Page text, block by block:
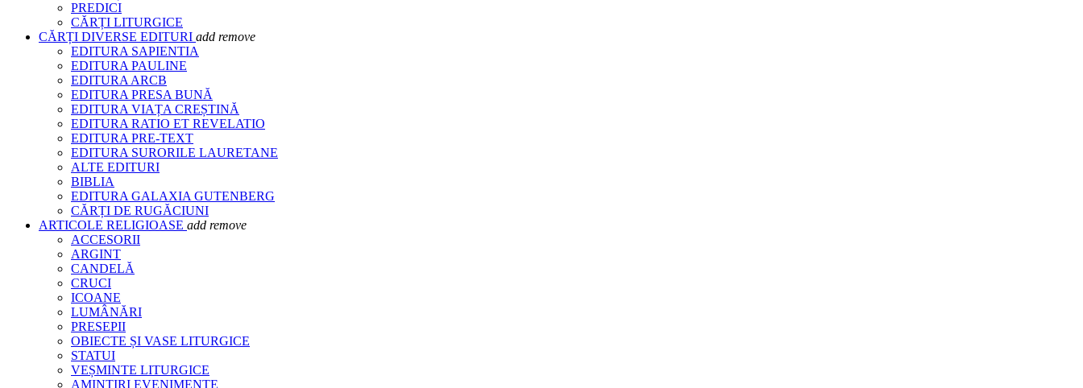
PREDICI
CĂRȚI LITURGICE
CĂRȚI DIVERSE EDITURI add remove
EDITURA SAPIENTIA
EDITURA PAULINE
EDITURA ARCB
EDITURA PRESA BUNĂ
EDITURA VIAȚA CREȘTINĂ
EDITURA RATIO ET REVELATIO
EDITURA PRE-TEXT
EDITURA SURORILE LAURETANE
ALTE EDITURI
BIBLIA
EDITURA GALAXIA GUTENBERG
CĂRȚI DE RUGĂCIUNI
ARTICOLE RELIGIOASE add remove
ACCESORII
ARGINT
CANDELĂ
CRUCI
ICOANE
LUMÂNĂRI
PRESEPII
OBIECTE ȘI VASE LITURGICE
STATUI
VEȘMINTE LITURGICE
AMINTIRI EVENIMENTE